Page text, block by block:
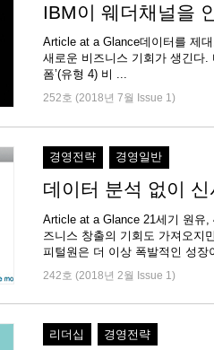
IBM이 웨더채널을
Article at a Glance데이터를 제
새로운 비즈니스 기회가 생긴다.
폼’(유형 4) 비 ...
252호 (2018년 7월 Issue 1)
경영전략 경영일반
데이터 분석 없이
Article at a Glance 21세기 원유,
즈니스 창출의 기회도 가져오지
피털원은 더 이상 폭발적인 성
242호 (2018년 2월 Issue 1)
리더십 경영전략